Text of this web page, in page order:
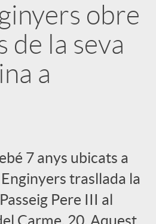
obre
de la seva
a
7 anys ubicats a
trasllada la
Pere III al
Carme, 20. Aquest